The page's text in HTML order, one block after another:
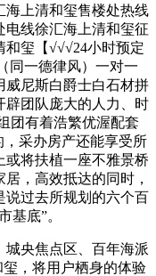
海上清和玺售楼处热线
电线徐汇海上清和玺征
玺【√√√24小时预定
同一德律风）一对一
威尼斯白爵士白石材拼
辟团队庞大的人力、时
团有着浩繁优渥配套
，采办房产还能享受所
或将扶植一座不雅景桥
，高效抵达的同时，
说过去所规划的六个百
基底”。
央焦点区、百年海派
玺，将用户栖身的体验